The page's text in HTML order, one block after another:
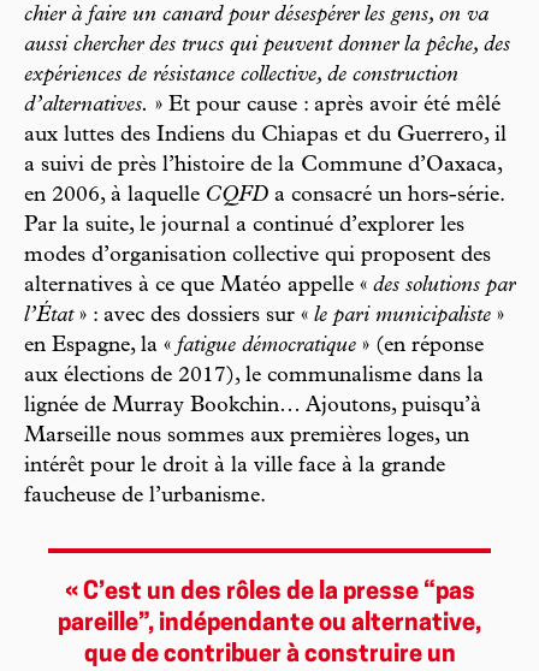
chier à faire un canard pour désespérer les gens, on va
aussi chercher des trucs qui peuvent donner la pêche, des
expériences de résistance collective, de construction
d’alternatives. » Et pour cause : après avoir été mêlé
aux luttes des Indiens du Chiapas et du Guerrero, il
a suivi de près l’histoire de la Commune d’Oaxaca,
en 2006, à laquelle CQFD a consacré un hors-série.
Par la suite, le journal a continué d’explorer les
modes d’organisation collective qui proposent des
alternatives à ce que Matéo appelle « des solutions par
l’État» : avec des dossiers sur « le pari municipaliste »
en Espagne, la « fatigue démocratique » (en réponse
aux élections de 2017), le communalisme dans la
lignée de Murray Bookchin… Ajoutons, puisqu’à
Marseille nous sommes aux premières loges, un
intérêt pour le droit à la ville face à la grande
faucheuse de l’urbanisme.
« C’est un des rôles de la presse “pas
pareille”, indépendante ou alternative,
que de contribuer à construire un